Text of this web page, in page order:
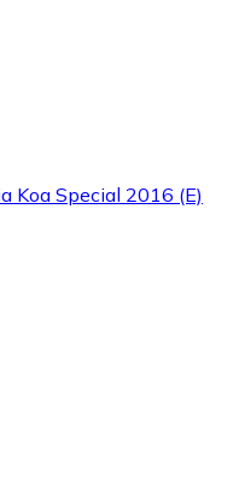
Koa Special 2016 (E)